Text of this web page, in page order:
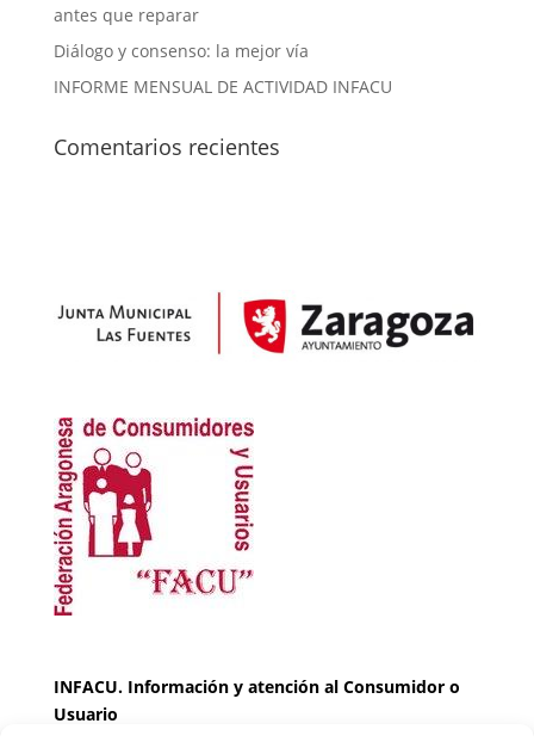
antes que reparar
Diálogo y consenso: la mejor vía
INFORME MENSUAL DE ACTIVIDAD INFACU
Comentarios recientes
INFACU. Información y atención al Consumidor o
Usuario